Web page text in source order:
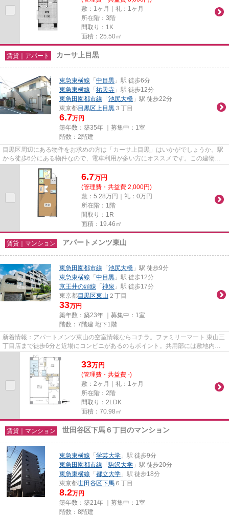
敷：1ヶ月｜礼：1ヶ月
所在階：3階
間取り：1K
面積：25.50㎡
賃貸｜アパート カーサ上目黒
東急東横線 「中目黒 」駅 徒歩6分
東急東横線 「祐天寺 」駅 徒歩12分
東急田園都市線 「池尻大橋 」駅 徒歩22分
東京都目黒区 上目黒 ３丁目
6.7万円
築年数：築35年 ｜募集中： 1室
階数：2階建
目黒区周辺にある物件をお求めの方は「カーサ上目黒」はいかがでしょうか。駅
から徒歩6分にある物件なので、電車利用が多い方にオススメです。この建物の
敷地内にごみ置き場があります...
6.7万円
(管理費・共益費 2,000円)
敷：5.28万円｜礼：0万円
所在階：1階
間取り：1R
面積：19.46㎡
賃貸｜マンション アパートメンツ東山
東急田園都市線 「池尻大橋 」駅 徒歩9分
東急東横線 「中目黒 」駅 徒歩12分
京王井の頭線 「神泉 」駅 徒歩17分
東京都目黒区東山 ２丁目
33万円
築年数：築23年 ｜募集中： 1室
階数：7階建 地下1階
新着情報：アパートメンツ東山の空室情報ならコチラ。ファミリーマート 東山三
丁目店まで徒歩6分と近場にコンビニがあるのもポイント。共用部には敷地内ご
み置き場・エレベータなど様...
33万円
(管理費・共益費 -)
敷：2ヶ月｜礼：1ヶ月
所在階：2階
間取り：2LDK
面積：70.98㎡
賃貸｜マンション 世田谷区下馬６丁目のマンション
東急東横線 「学芸大学 」駅 徒歩9分
東急田園都市線 「駒沢大学 」駅 徒歩20分
東急東横線 「都立大学 」駅 徒歩18分
東京都世田谷区下馬 ６丁目
8.2万円
築年数：築21年 ｜募集中： 1室
階数：8階建